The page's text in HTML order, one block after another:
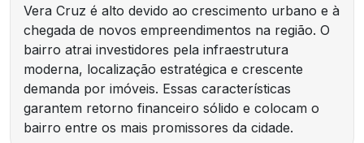
Vera Cruz é alto devido ao crescimento urbano e à
chegada de novos empreendimentos na região. O
bairro atrai investidores pela infraestrutura
moderna, localização estratégica e crescente
demanda por imóveis. Essas características
garantem retorno financeiro sólido e colocam o
bairro entre os mais promissores da cidade.